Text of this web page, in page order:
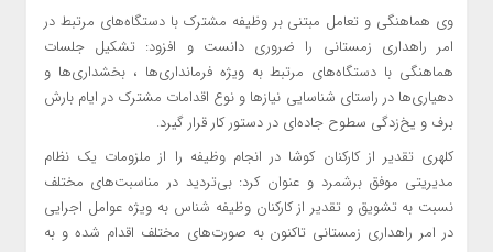
وی هماهنگی و تعامل مبتنی بر وظیفه مشترک با دستگاه‌های مرتبط در
امر راهداری زمستانی را ضروری دانست و افزود: تشکیل جلسات
هماهنگی با دستگاه‌های مرتبط به ویژه فرمانداری‌ها ، بخشداری‌ها و
دهیاری‌ها در راستای شناسایی نیازها و نوع اقدامات مشترک در ایام بارش
برف و یخ‌زدگی سطوح جاده‌ای در دستور کار قرار گیرد.
کلهری تقدیر از کارکنان کوشا در انجام وظیفه را از ملزومات یک نظام
مدیریتی موفق برشمرد و عنوان کرد: بی‌تردید در مناسبت‌های مختلف
نسبت به تشویق و تقدیر از کارکنان وظیفه شناس به ویژه عوامل اجرایی
در امر راهداری زمستانی تاکنون به صورت‌های مختلف اقدام شده و به